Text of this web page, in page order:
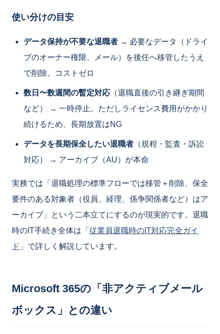
使い分けの目安
データ保持が不要な退職者 → 必要なデータ（ドライ
ブのオーナー権限、メール）を後任へ移管したうえ
で削除。コストゼロ
数日〜数週間の暫定対応 （退職直後の引き継ぎ期間
など） → 一時停止。ただしライセンス費用がかかり
続けるため、長期放置はNG
データを長期保全したい退職者 （規程・監査・訴訟
対応） → アーカイブ（AU）が本命
実務では「退職処理の標準フローでは移管＋削除、保全
要件のある対象者（役員、経理、係争関係者など）はア
ーカイブ」という二本立てにするのが現実的です。退職
時のIT手続き全体は「 従業員退職時のIT対応完全ガイ
ド 」で詳しく解説しています。
Microsoft 365の「非アクティブメール
ボックス」との違い